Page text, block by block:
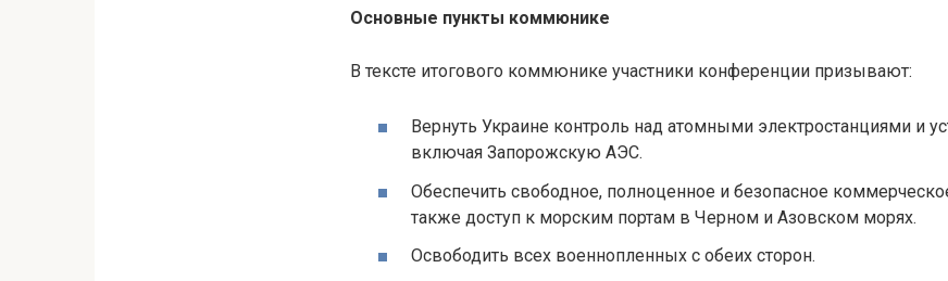
Основные пункты коммюнике
В тексте итогового коммюнике участники конференции призывают:
Вернуть Украине контроль над атомными электростанциями и
включая Запорожскую АЭС.
Обеспечить свободное, полноценное и безопасное
также доступ к морским портам в Черном и Азовском морях.
Освободить всех военнопленных с обеих сторон.